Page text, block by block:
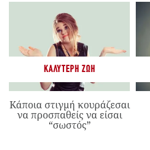
ΚΑΛΎΤΕΡΗ ΖΩΉ
Κάποια στιγμή κουράζεσαι
να προσπαθείς να είσαι
“σωστός”